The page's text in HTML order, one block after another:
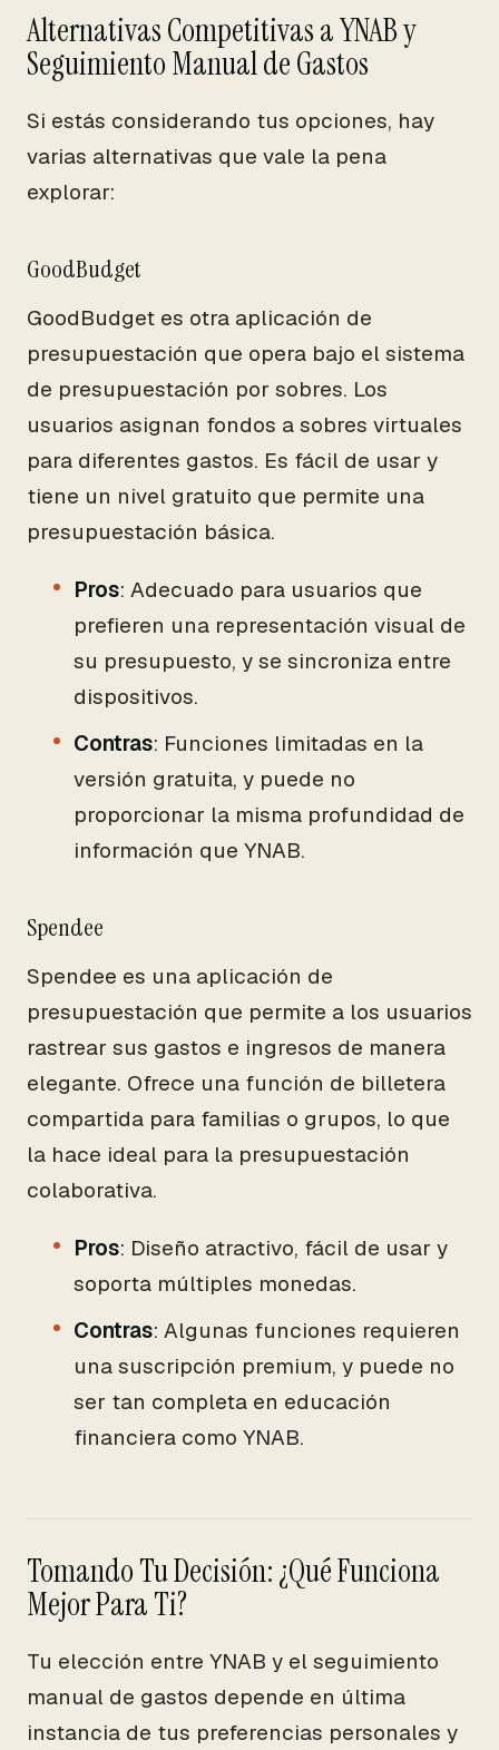
Alternativas Competitivas a YNAB y
Seguimiento Manual de Gastos
Si estás considerando tus opciones, hay
varias alternativas que vale la pena
explorar:
GoodBudget
GoodBudget es otra aplicación de
presupuestación que opera bajo el sistema
de presupuestación por sobres. Los
usuarios asignan fondos a sobres virtuales
para diferentes gastos. Es fácil de usar y
tiene un nivel gratuito que permite una
presupuestación básica.
Pros: Adecuado para usuarios que
prefieren una representación visual de
su presupuesto, y se sincroniza entre
dispositivos.
Contras: Funciones limitadas en la
versión gratuita, y puede no
proporcionar la misma profundidad de
información que YNAB.
Spendee
Spendee es una aplicación de
presupuestación que permite a los usuarios
rastrear sus gastos e ingresos de manera
elegante. Ofrece una función de billetera
compartida para familias o grupos, lo que
la hace ideal para la presupuestación
colaborativa.
Pros: Diseño atractivo, fácil de usar y
soporta múltiples monedas.
Contras: Algunas funciones requieren
una suscripción premium, y puede no
ser tan completa en educación
financiera como YNAB.
Tomando Tu Decisión: ¿Qué Funciona
Mejor Para Ti?
Tu elección entre YNAB y el seguimiento
manual de gastos depende en última
instancia de tus preferencias personales y